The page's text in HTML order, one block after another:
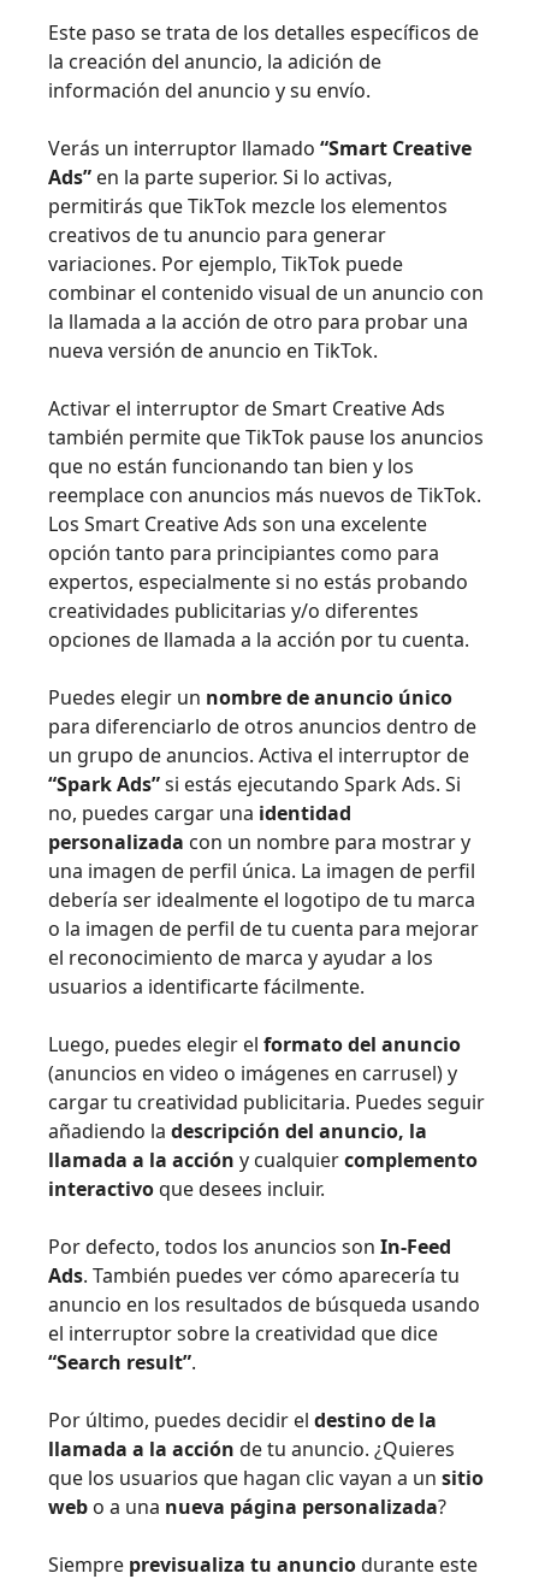
Este paso se trata de los detalles específicos de
la creación del anuncio, la adición de
información del anuncio y su envío.
Verás un interruptor llamado “Smart Creative
Ads” en la parte superior. Si lo activas,
permitirás que TikTok mezcle los elementos
creativos de tu anuncio para generar
variaciones. Por ejemplo, TikTok puede
combinar el contenido visual de un anuncio con
la llamada a la acción de otro para probar una
nueva versión de anuncio en TikTok.
Activar el interruptor de Smart Creative Ads
también permite que TikTok pause los anuncios
que no están funcionando tan bien y los
reemplace con anuncios más nuevos de TikTok.
Los Smart Creative Ads son una excelente
opción tanto para principiantes como para
expertos, especialmente si no estás probando
creatividades publicitarias y/o diferentes
opciones de llamada a la acción por tu cuenta.
Puedes elegir un nombre de anuncio único
para diferenciarlo de otros anuncios dentro de
un grupo de anuncios. Activa el interruptor de
“Spark Ads”si estás ejecutando Spark Ads. Si
no, puedes cargar una identidad
personalizada con un nombre para mostrar y
una imagen de perfil única. La imagen de perfil
debería ser idealmente el logotipo de tu marca
o la imagen de perfil de tu cuenta para mejorar
el reconocimiento de marca y ayudar a los
usuarios a identificarte fácilmente.
Luego, puedes elegir el formato del anuncio
(anuncios en video o imágenes en carrusel) y
cargar tu creatividad publicitaria. Puedes seguir
añadiendo la descripción del anuncio, la
llamada a la acción y cualquiercomplemento
interactivoque desees incluir.
Por defecto, todos los anuncios son In-Feed
Ads. También puedes ver cómo aparecería tu
anuncio en los resultados de búsqueda usando
el interruptor sobre la creatividad que dice
“Search result”.
Por último, puedes decidir el destino de la
llamada a la acción de tu anuncio. ¿Quieres
que los usuarios que hagan clic vayan a un sitio
web o a una nueva página personalizada?
Siempre previsualiza tu anunciodurante este